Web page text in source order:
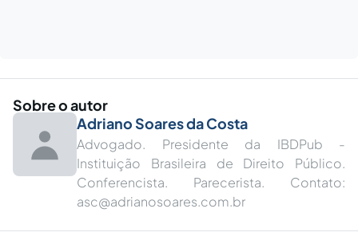
Sobre o autor
Adriano Soares da Costa
Advogado. Presidente da IBDPub -
Instituição Brasileira de Direito Público.
Conferencista. Parecerista. Contato:
asc@adrianosoares.com.br